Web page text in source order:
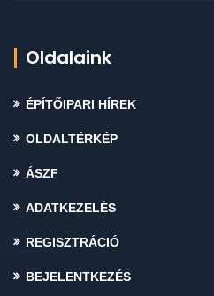
Oldalaink
ÉPÍTŐIPARI HÍREK
OLDALTÉRKÉP
ÁSZF
ADATKEZELÉS
REGISZTRÁCIÓ
BEJELENTKEZÉS